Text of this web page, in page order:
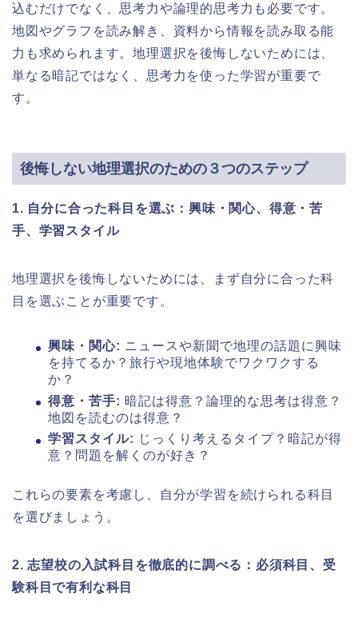
込むだけでなく、思考力や論理的思考力も必要です。
地図やグラフを読み解き、資料から情報を読み取る能
力も求められます。地理選択を後悔しないためには、
単なる暗記ではなく、思考力を使った学習が重要で
す。
後悔しない地理選択のための３つのステップ
1. 自分に合った科目を選ぶ：興味・関心、得意・苦
手、学習スタイル
地理選択を後悔しないためには、まず自分に合った科
目を選ぶことが重要です。
興味・関心: ニュースや新聞で地理の話題に興味
を持てるか？旅行や現地体験でワクワクする
か？
得意・苦手: 暗記は得意？論理的な思考は得意？
地図を読むのは得意？
学習スタイル: じっくり考えるタイプ？暗記が得
意？問題を解くのが好き？
これらの要素を考慮し、自分が学習を続けられる科目
を選びましょう。
2. 志望校の入試科目を徹底的に調べる：必須科目、受
験科目で有利な科目